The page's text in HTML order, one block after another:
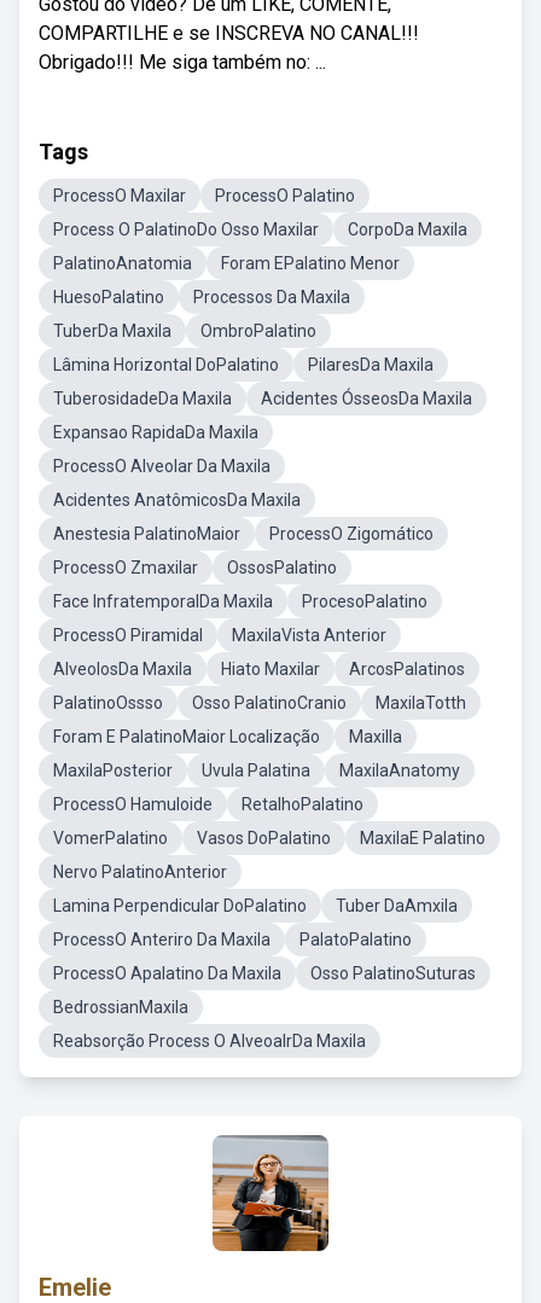
COMPARTILHE e se INSCREVA NO CANAL!!!
Obrigado!!! Me siga também no: ...
Tags
ProcessO Maxilar
ProcessO Palatino
Process O PalatinoDo Osso Maxilar
CorpoDa Maxila
PalatinoAnatomia
Foram EPalatino Menor
HuesoPalatino
Processos Da Maxila
TuberDa Maxila
OmbroPalatino
Lâmina Horizontal DoPalatino
PilaresDa Maxila
TuberosidadeDa Maxila
Acidentes ÓsseosDa Maxila
Expansao RapidaDa Maxila
ProcessO Alveolar Da Maxila
Acidentes AnatômicosDa Maxila
Anestesia PalatinoMaior
ProcessO Zigomático
ProcessO Zmaxilar
OssosPalatino
Face InfratemporalDa Maxila
ProcesoPalatino
ProcessO Piramidal
MaxilaVista Anterior
AlveolosDa Maxila
Hiato Maxilar
ArcosPalatinos
PalatinoOssso
Osso PalatinoCranio
MaxilaTotth
Foram E PalatinoMaior Localização
Maxilla
MaxilaPosterior
Uvula Palatina
MaxilaAnatomy
ProcessO Hamuloide
RetalhoPalatino
VomerPalatino
Vasos DoPalatino
MaxilaE Palatino
Nervo PalatinoAnterior
Lamina Perpendicular DoPalatino
Tuber DaAmxila
ProcessO Anteriro Da Maxila
PalatoPalatino
ProcessO Apalatino Da Maxila
Osso PalatinoSuturas
BedrossianMaxila
Reabsorção Process O AlveoalrDa Maxila
Emelie